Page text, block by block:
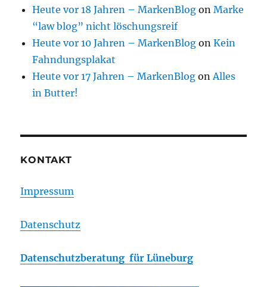
Heute vor 18 Jahren – MarkenBlog onMarke
“law blog” nicht löschungsreif
Heute vor 10 Jahren – MarkenBlog onKein
Fahndungsplakat
Heute vor 17 Jahren – MarkenBlog onAlles
in Butter!
KONTAKT
Impressum
Datenschutz
Datenschutzberatung für Lüneburg